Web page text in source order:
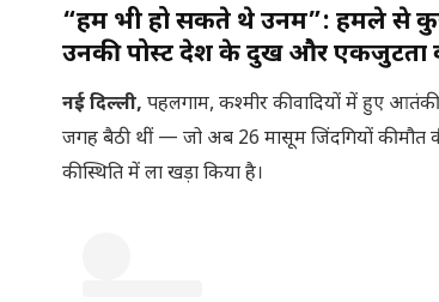
“हम भी हो सकते थे उनमें”: हमले से
उनकी पोस्ट देश के दुख और एकजुटता
नई दिल्ली, पहलगाम, कश्मीर की वादियों में हुए
जगह बैठी थीं — जो अब 26 मासूम जिंदगियों की मौत
की स्थिति में ला खड़ा किया है।